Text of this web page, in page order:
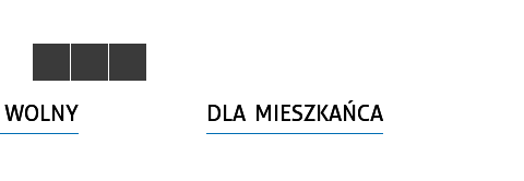
DLA MIESZKAŃCA